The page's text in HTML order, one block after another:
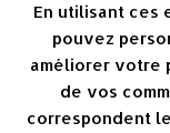
En utilisant ces
pouvez
améliorer votre
de vos
correspondent